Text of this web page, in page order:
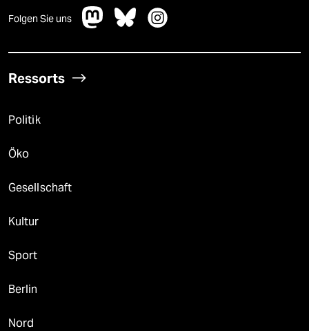
Folgen Sie uns
Ressorts
Politik
Öko
Gesellschaft
Kultur
Sport
Berlin
Nord